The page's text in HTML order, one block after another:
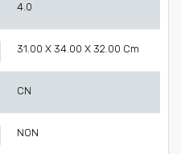
4.0
31.00 X 34.00 X 32.00 Cm
CN
NON